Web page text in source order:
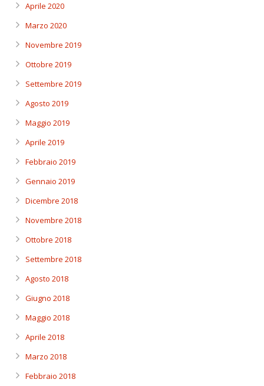
Aprile 2020
Marzo 2020
Novembre 2019
Ottobre 2019
Settembre 2019
Agosto 2019
Maggio 2019
Aprile 2019
Febbraio 2019
Gennaio 2019
Dicembre 2018
Novembre 2018
Ottobre 2018
Settembre 2018
Agosto 2018
Giugno 2018
Maggio 2018
Aprile 2018
Marzo 2018
Febbraio 2018